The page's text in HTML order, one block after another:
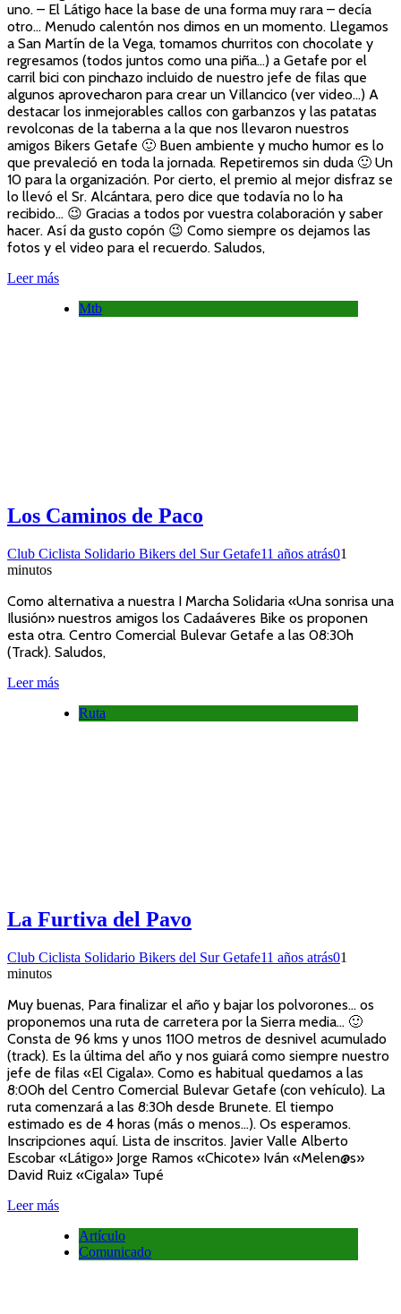
uno. – El Látigo hace la base de una forma muy rara – decía
otro… Menudo calentón nos dimos en un momento. Llegamos
a San Martín de la Vega, tomamos churritos con chocolate y
regresamos (todos juntos como una piña…) a Getafe por el
carril bici con pinchazo incluido de nuestro jefe de filas que
algunos aprovecharon para crear un Villancico (ver video…) A
destacar los inmejorables callos con garbanzos y las patatas
revolconas de la taberna a la que nos llevaron nuestros
amigos Bikers Getafe 🙂 Buen ambiente y mucho humor es lo
que prevaleció en toda la jornada. Repetiremos sin duda 🙂 Un
10 para la organización. Por cierto, el premio al mejor disfraz se
lo llevó el Sr. Alcántara, pero dice que todavía no lo ha
recibido… 😉 Gracias a todos por vuestra colaboración y saber
hacer. Así da gusto copón 😉 Como siempre os dejamos las
fotos y el video para el recuerdo. Saludos,
Leer más
Mtb
Los Caminos de Paco
Club Ciclista Solidario Bikers del Sur Getafe11 años atrás01
minutos
Como alternativa a nuestra I Marcha Solidaria «Una sonrisa una
Ilusión» nuestros amigos los Cadaáveres Bike os proponen
esta otra. Centro Comercial Bulevar Getafe a las 08:30h
(Track). Saludos,
Leer más
Ruta
La Furtiva del Pavo
Club Ciclista Solidario Bikers del Sur Getafe11 años atrás01
minutos
Muy buenas, Para finalizar el año y bajar los polvorones… os
proponemos una ruta de carretera por la Sierra media… 🙂
Consta de 96 kms y unos 1100 metros de desnivel acumulado
(track). Es la última del año y nos guiará como siempre nuestro
jefe de filas «El Cigala». Como es habitual quedamos a las
8:00h del Centro Comercial Bulevar Getafe (con vehículo). La
ruta comenzará a las 8:30h desde Brunete. El tiempo
estimado es de 4 horas (más o menos…). Os esperamos.
Inscripciones aquí. Lista de inscritos. Javier Valle Alberto
Escobar «Látigo» Jorge Ramos «Chicote» Iván «Melen@s»
David Ruiz «Cigala» Tupé
Leer más
Artículo
Comunicado